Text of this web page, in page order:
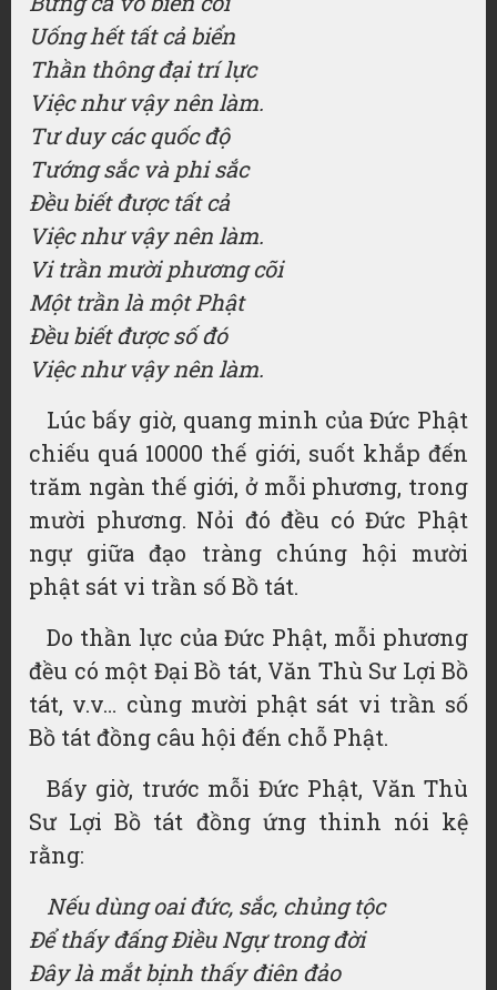
Uống hết tất cả biển
Thần thông đại trí lực
Việc như vậy nên làm.
Tư duy các quốc độ
Tướng sắc và phi sắc
Đều biết được tất cả
Việc như vậy nên làm.
Vi trần mười phương cõi
Một trần là một Phật
Đều biết được số đó
Việc như vậy nên làm.
Lúc bấy giờ, quang minh của Đức Phật
chiếu quá 10000 thế giới, suốt khắp đến
trăm ngàn thế giới, ở mỗi phương, trong
mười phương. Nỏi đó đều có Đức Phật
ngự giữa đạo tràng chúng hội mười
phật sát vi trần số Bồ tát.
Do thần lực của Đức Phật, mỗi phương
đều có một Đại Bồ tát, Văn Thù Sư Lợi Bồ
tát, v.v… cùng mười phật sát vi trần số
Bồ tát đồng câu hội đến chỗ Phật.
Bấy giờ, trước mỗi Đức Phật, Văn Thù
Sư Lợi Bồ tát đồng ứng thinh nói kệ
rằng:
Nếu dùng oai đức, sắc, chủng tộc
Để thấy đấng Điều Ngự trong đời
Đây là mắt bịnh thấy điên đảo